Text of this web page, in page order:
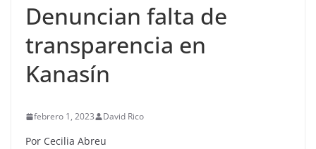
Denuncian falta de
transparencia en
Kanasín
febrero 1, 2023 David Rico
Por Cecilia Abreu